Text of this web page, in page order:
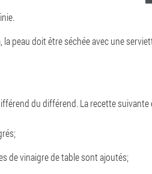
peau doit être séchée avec une
du différend. La recette
de vinaigre de table sont ajoutés;